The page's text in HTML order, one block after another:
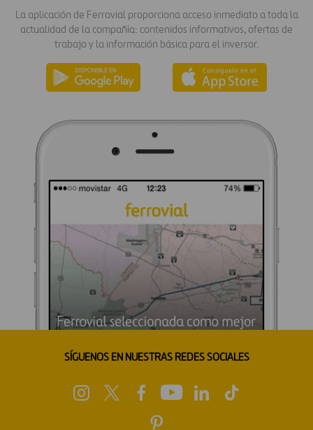
La aplicación de Ferrovial proporciona acceso inmediato a toda la
actualidad de la compañía: contenidos informativos, ofertas de
trabajo y la información básica para el inversor.
SÍGUENOS EN NUESTRAS REDES SOCIALES